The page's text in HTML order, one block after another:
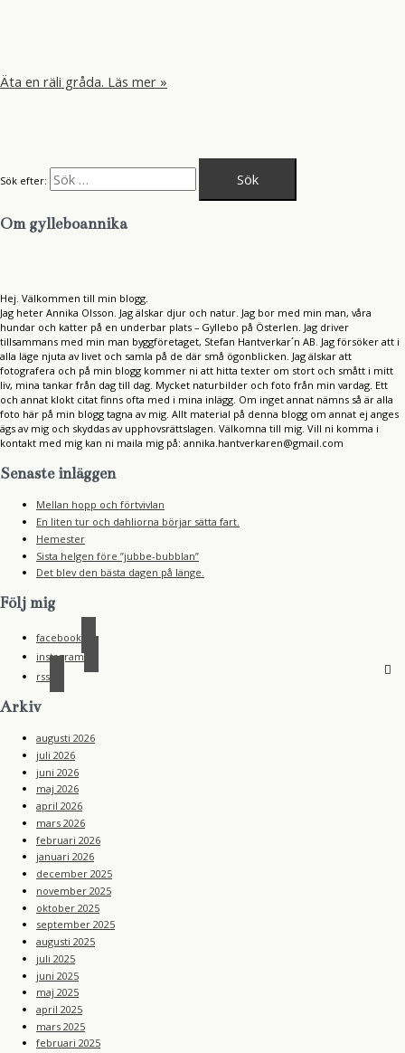
Äta en räli gråda. Läs mer »
Sök efter:
Om gylleboannika
Hej. Välkommen till min blogg.
Jag heter Annika Olsson. Jag älskar djur och natur. Jag bor med min man, våra
hundar och katter på en underbar plats – Gyllebo på Österlen. Jag driver
tillsammans med min man byggföretaget, Stefan Hantverkar´n AB. Jag försöker att i
alla läge njuta av livet och samla på de där små ögonblicken. Jag älskar att
fotografera och på min blogg kommer ni att hitta texter om stort och smått i mitt
liv, mina tankar från dag till dag. Mycket naturbilder och foto från min vardag. Ett
och annat klokt citat finns ofta med i mina inlägg. Om inget annat nämns så är alla
foto här på min blogg tagna av mig. Allt material på denna blogg om annat ej anges
ägs av mig och skyddas av upphovsrättslagen. Välkomna till mig. Vill ni komma i
kontakt med mig kan ni maila mig på: annika.hantverkaren@gmail.com
Senaste inläggen
Mellan hopp och förtvivlan
En liten tur och dahliorna börjar sätta fart.
Hemester
Sista helgen före ”jubbe-bubblan”
Det blev den bästa dagen på länge.
Följ mig
facebook
instagram
rss
Arkiv
augusti 2026
juli 2026
juni 2026
maj 2026
april 2026
mars 2026
februari 2026
januari 2026
december 2025
november 2025
oktober 2025
september 2025
augusti 2025
juli 2025
juni 2025
maj 2025
april 2025
mars 2025
februari 2025